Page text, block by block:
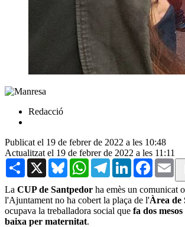
Redacció
Publicat el 19 de febrer de 2022 a les 10:48
Actualitzat el 19 de febrer de 2022 a les 11:11
Share X BlueskyWhatsAppTelegramLinkedInFacebook
La CUP de Santpedor ha emès un comunicat
l'Ajuntament no ha cobert la plaça de l'Àrea de
ocupava la treballadora social que fa dos
baixa per maternitat.